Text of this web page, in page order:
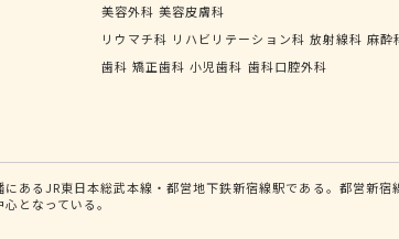
美容外科 美容皮膚科
リウマチ科 リハビリテーション科 放射線科 麻酔
歯科 矯正歯科 小児歯科 歯科口腔外科
あるJR東日本総武本線・都営地下鉄新宿線駅である。都営新
となっている。